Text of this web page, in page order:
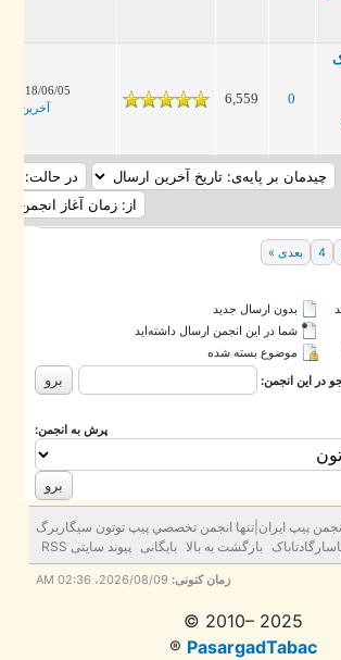
6,559
2018/06/05، 11:00 PM
آخرین ارسال
بعدی »
بدون ارسال جدید‌
شما در این انجمن ارسال داشته‌اید
موضوع بسته شده
انجمن:
پرش به انجمن:
ايران|تنها انجمن تخصصي پيپ توتون سيگاربرگ
بازگشت به بالا بایگانی پیوند سایتی RSS
زمان کنونی:2026/08/09، 02:36 AM
© 2010– 2025
®PasargadTabac